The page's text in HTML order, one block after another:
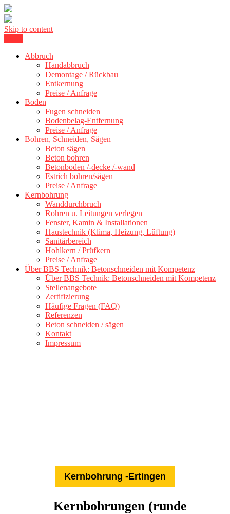
Skip to content
BBS Technik GmbH
300 kmAbbruch
Handabbruch
Demontage / Rückbau
Entkernung
Preise / Anfrage
Boden
Fugen schneiden
Bodenbelag-Entfernung
Preise / Anfrage
Bohren, Schneiden, Sägen
Beton sägen
Beton bohren
Betonboden /-decke /-wand
Estrich bohren/sägen
Preise / Anfrage
Kernbohrung
Wanddurchbruch
Rohren u. Leitungen verlegen
Fenster, Kamin & Installationen
Haustechnik (Klima, Heizung, Lüftung)
Sanitärbereich
Hohlkern / Prüfkern
Preise / Anfrage
Über BBS Technik: Betonschneiden mit Kompetenz
Über BBS Technik: Betonschneiden mit Kompetenz
Stellenangebote
Zertifizierung
Häufige Fragen (FAQ)
Referenzen
Beton schneiden / sägen
Kontakt
Impressum
Kernbohrung -Ertingen
Kernbohrungen (runde